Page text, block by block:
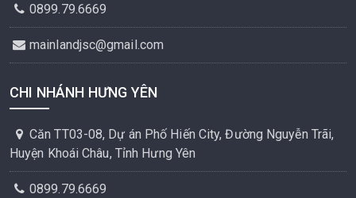
0899.79.6669
mainlandjsc@gmail.com
CHI NHÁNH HƯNG YÊN
Căn TT03-08, Dự án Phố Hiến City, Đường Nguyễn Trãi,
Huyện Khoái Châu, Tỉnh Hưng Yên
0899.79.6669